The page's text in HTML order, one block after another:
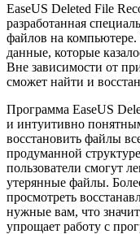
EaseUS Deleted File
разработанная
файлов на компьютере.
данные, которые
Вне зависимости от
сможет найти и
Программа EaseUS
и интуитивно
восстановить файлы
продуманной
пользователи смогут
утерянные файлы.
просмотреть
нужные вам, что
упрощает работу с